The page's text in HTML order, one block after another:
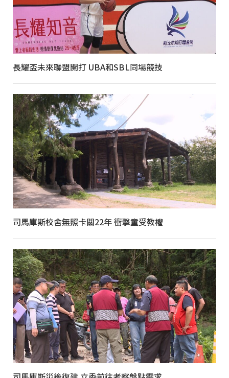
長耀盃未來聯盟開打 UBA和SBL同場競技
司馬庫斯校舍無照卡關22年 衝擊童受教權